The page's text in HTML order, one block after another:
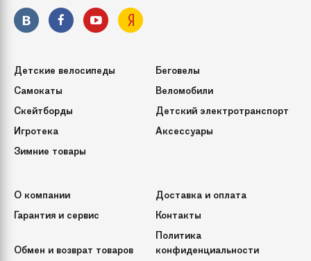
Упаковка
100х20х5 см
Бренд
Детские велосипеды
Беговелы
Самокаты
Веломобили
Скейтборды
Детский электротранспорт
Игротека
Аксессуары
Зимние товары
О компании
Доставка и оплата
Гарантия и сервис
Контакты
Обмен и возврат товаров
Политика
конфиденциальности